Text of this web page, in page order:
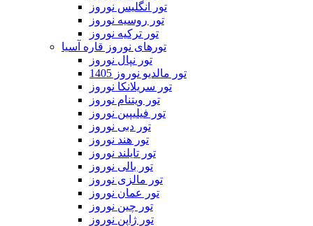
تور انگلیس نوروز
تور روسیه نوروز
تور ترکیه نوروز
تورهای نوروز قاره آسیا
تور نپال نوروز
تور مالدیو نوروز 1405
تور سریلانکا نوروز
تور ویتنام نوروز
تور فیلیپین نوروز
تور دبی نوروز
تور هند نوروز
تور تایلند نوروز
تور بالی نوروز
تور مالزی نوروز
تور عمان نوروز
تور چین نوروز
تور ژاپن نوروز